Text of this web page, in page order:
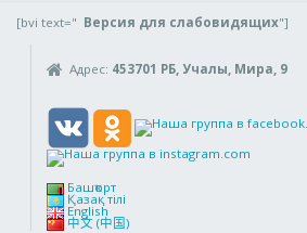
[bvi text=" Версия для слабовидящих"]
Адрес: 453701 РБ, Учалы, Мира, 9
Башҡорт
Қазақ тілі
English
中文 (中国)